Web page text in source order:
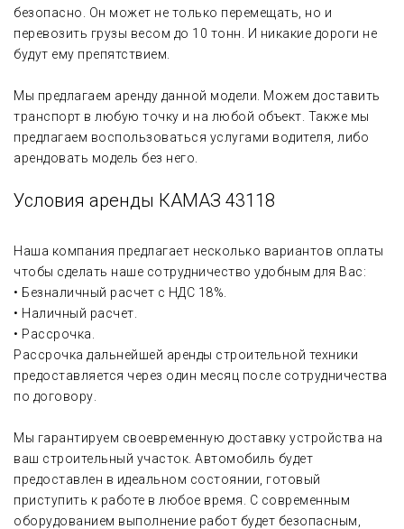
безопасно. Он может не только перемещать, но и
перевозить грузы весом до 10 тонн. И никакие дороги не
будут ему препятствием.
Мы предлагаем аренду данной модели. Можем доставить
транспорт в любую точку и на любой объект. Также мы
предлагаем воспользоваться услугами водителя, либо
арендовать модель без него.
Условия аренды КАМАЗ 43118
Наша компания предлагает несколько вариантов оплаты
чтобы сделать наше сотрудничество удобным для Вас:
• Безналичный расчет с НДС 18%.
• Наличный расчет.
• Рассрочка.
Рассрочка дальнейшей аренды строительной техники
предоставляется через один месяц после сотрудничества
по договору.
Мы гарантируем своевременную доставку устройства на
ваш строительный участок. Автомобиль будет
предоставлен в идеальном состоянии, готовый
приступить к работе в любое время. С современным
оборудованием выполнение работ будет безопасным,